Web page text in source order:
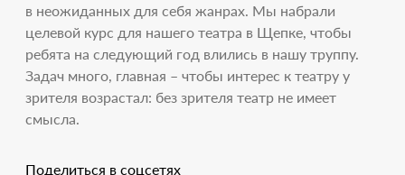
в неожиданных для себя жанрах. Мы набрали
целевой курс для нашего театра в Щепке, чтобы
ребята на следующий год влились в нашу труппу.
Задач много, главная – чтобы интерес к театру у
зрителя возрастал: без зрителя театр не имеет
смысла.
Поделиться в соцсетях